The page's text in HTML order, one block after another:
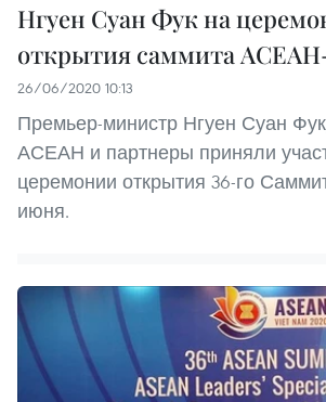
Нгуен Суан Фук на
открытия саммита
26/06/2020 10:13
Премьер-министр Нгуен Суан
АСЕАН и партнеры приняли
церемонии открытия 36-го
июня.